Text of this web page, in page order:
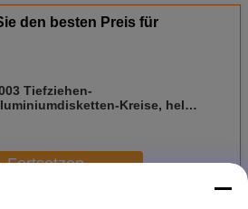
den besten Preis für
Tiefziehen-
Kreise, helle
Fortsetzen